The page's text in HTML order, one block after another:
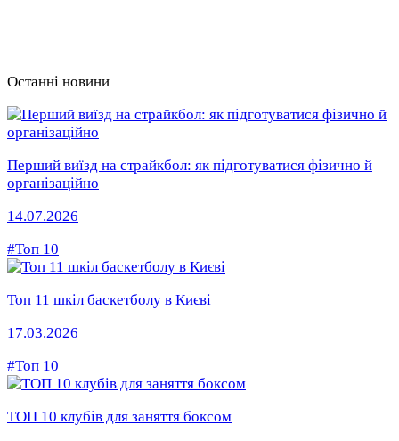
Останні новини
Перший виїзд на страйкбол: як підготуватися фізично й
організаційно
14.07.2026
#Топ 10
Топ 11 шкіл баскетболу в Києві
17.03.2026
#Топ 10
ТОП 10 клубів для заняття боксом